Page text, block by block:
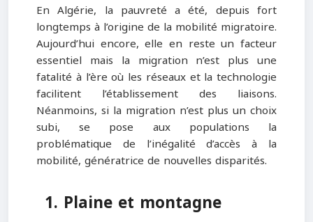
En Algérie, la pauvreté a été, depuis fort
longtemps à l’origine de la mobilité migratoire.
Aujourd’hui encore, elle en reste un facteur
essentiel mais la migration n’est plus une
fatalité à l’ère où les réseaux et la technologie
facilitent l’établissement des liaisons.
Néanmoins, si la migration n’est plus un choix
subi, se pose aux populations la
problématique de l’inégalité d’accès à la
mobilité, génératrice de nouvelles disparités.
1. Plaine et montagne